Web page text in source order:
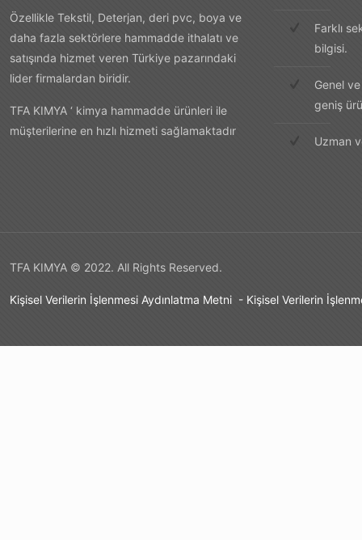
Özellikle Tekstil, Deterjan, deri pvc, boya ve
daha fazla sektörlere hammadde ithalatı ve
satışında hizmet veren Türkiye pazarındaki
lider firmalardan biridir.
TFA KIMYA ‘ kimya hammadde ürünleri ile
müşterilerine en hızlı hizmeti sağlamaktadır
Farklı
bilgisi.
Genel
geniş
Uzman
TFA KIMYA © 2022. All Rights Reserved.
Kişisel Verilerin İşlenmesi Aydınlatma Metni - Kişisel Verilerin